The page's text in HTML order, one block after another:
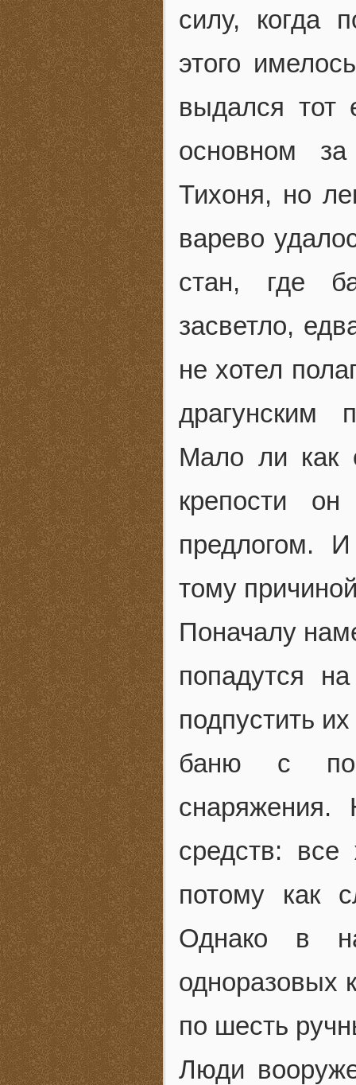
силу, когда
этого
выдался
основном за
Тихоня, но
варево
стан, где
засветло,
не хотел
драгунским
Мало ли как
крепости
предлогом.
тому
Поначалу
попадутся
подпустить
баню с
снаряжения.
средств:
потому как
Однако в
одноразовых
по шесть
Люди